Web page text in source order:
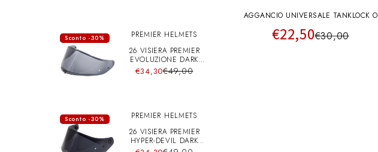
Sconto -30%
PREMIER HELMETS
26 VISIERA PREMIER
EVOLUZIONE DARK
A+pins
€34,30€49,00
Sconto -30%
PREMIER HELMETS
26 VISIERA PREMIER
HYPER-DEVIL DARK
A+pins
AGGANCIO UNIVERSALE TANKLOCK O
TANCKLOCKED DA SELLA
€22,50€30,00